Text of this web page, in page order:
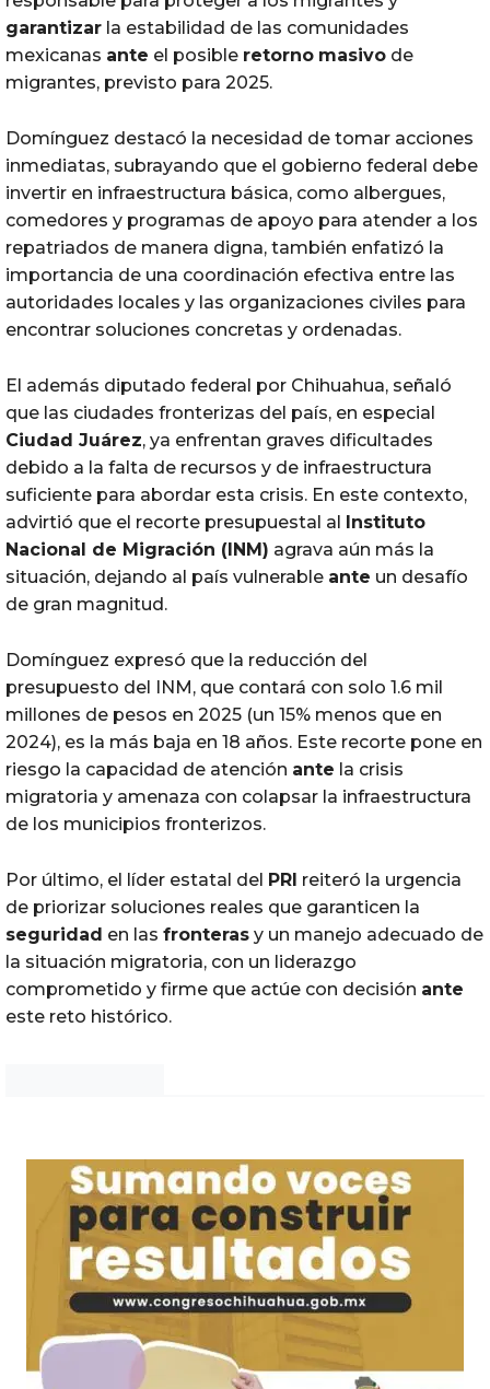
garantizar la estabilidad de las comunidades
mexicanas ante el posible retorno masivo de
migrantes, previsto para 2025.
Domínguez destacó la necesidad de tomar acciones
inmediatas, subrayando que el gobierno federal debe
invertir en infraestructura básica, como albergues,
comedores y programas de apoyo para atender a los
repatriados de manera digna, también enfatizó la
importancia de una coordinación efectiva entre las
autoridades locales y las organizaciones civiles para
encontrar soluciones concretas y ordenadas.
El además diputado federal por Chihuahua, señaló
que las ciudades fronterizas del país, en especial
Ciudad Juárez, ya enfrentan graves dificultades
debido a la falta de recursos y de infraestructura
suficiente para abordar esta crisis. En este contexto,
advirtió que el recorte presupuestal al Instituto
Nacional de Migración (INM) agrava aún más la
situación, dejando al país vulnerable ante un desafío
de gran magnitud.
Domínguez expresó que la reducción del
presupuesto del INM, que contará con solo 1.6 mil
millones de pesos en 2025 (un 15% menos que en
2024), es la más baja en 18 años. Este recorte pone en
riesgo la capacidad de atención ante la crisis
migratoria y amenaza con colapsar la infraestructura
de los municipios fronterizos.
Por último, el líder estatal del PRI reiteró la urgencia
de priorizar soluciones reales que garanticen la
seguridad en las fronteras y un manejo adecuado de
la situación migratoria, con un liderazgo
comprometido y firme que actúe con decisión ante
este reto histórico.